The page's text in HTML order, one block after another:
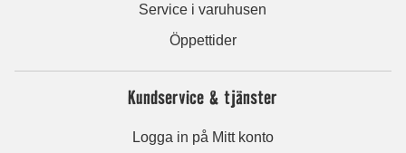
Service i varuhusen
Öppettider
Kundservice & tjänster
Logga in på Mitt konto